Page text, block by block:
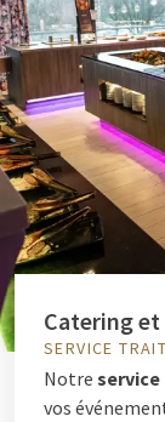
Catering
SERVICE
Notre service
vos